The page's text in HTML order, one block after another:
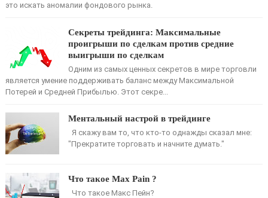
это искать аномалии фондового рынка.
Секреты трейдинга: Максимальные
проигрыши по сделкам против средние
выигрыши по сделкам
Одним из самых ценных секретов в мире торговли
является умение поддерживать баланс между Максимальной
Потерей и Средней Прибылью. Этот секре...
Ментальный настрой в трейдинге
Я скажу вам то, что кто-то однажды сказал мне:
"Прекратите торговать и начните думать."
Что такое Max Pain ?
Что такое Макс Пейн?